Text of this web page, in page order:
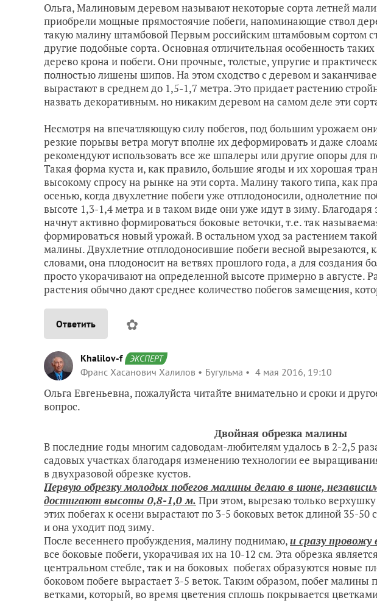
Ольга, Малиновым деревом называют некоторые сорта летней
приобрели мощные прямостоячие побеги, напоминающие ствол
такую малину штамбовой Первым российским штамбовым сортом
другие подобные сорта. Основная отличительная особенность
дерево крона и побеги. Они прочные, толстые, упругие и
полностью лишены шипов. На этом сходство с деревом и
вырастают в среднем до 1,5-1,7 метра. Это придает растению
назвать декоративным. но никаким деревом на самом деле эти
Несмотря на впечатляющую силу побегов, под большим урожаем
резкие порывы ветра могут вполне их деформировать и даже
рекомендуют использовать все же шпалеры или другие опоры для
Такая форма куста и, как правило, большие ягоды и их хорошая
высокому спросу на рынке на эти сорта. Малину такого типа, как
осенью, когда двухлетние побеги уже отплодоносили, однолетние
высоте 1,3-1,4 метра и в таком виде они уже идут в зиму.
начнут активно формироваться боковые веточки, т.е. так
формироваться новый урожай. В остальном уход за растением
малины. Двухлетние отплодоносившие побеги весной
словами, она плодоносит на ветвях прошлого года, а для создания
просто укорачивают на определенной высоте примерно в августе.
растения обычно дают среднее количество побегов замещения,
Ответить ✿
Khalilov-f ЭКСПЕРТ
Франс Хасанович Халилов Бугульма 4 мая 2016, 19:10
Ольга Евгеньевна, пожалуйста читайте внимательно и сроки и
вопрос.
Двойная обрезка малины
В последние годы многим садоводам-любителям удалось в 2-2,5
садовых участках благодаря изменению технологии ее
в двухразовой обрезке кустов.
Первую обрезку молодых побегов малины делаю в июне,
достигают высоты 0,8-1,0 м. При этом, вырезаю только
этих побегах к осени вырастают по 3-5 боковых веток длиной 35-
и она уходит под зиму.
После весеннего пробуждения, малину поднимаю,и сразу провожу
все боковые побеги, укорачивая их на 10-12 см. Эта обрезка
центральном стебле, так и на боковых побегах образуются новые
боковом побеге вырастает 3-5 веток. Таким образом, побег малины
ветками, который, во время цветения сплошь покрывается